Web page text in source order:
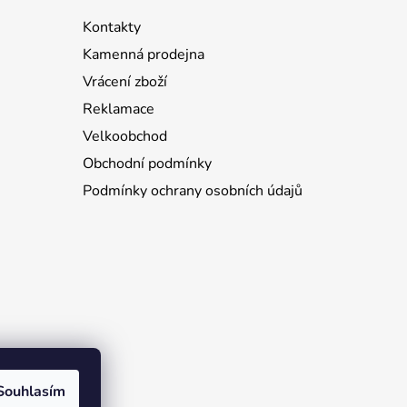
Kontakty
Kamenná prodejna
Vrácení zboží
Reklamace
Velkoobchod
Obchodní podmínky
Podmínky ochrany osobních údajů